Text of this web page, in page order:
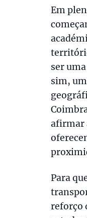
Em
ser
sim,
afirmar
Para
reforço